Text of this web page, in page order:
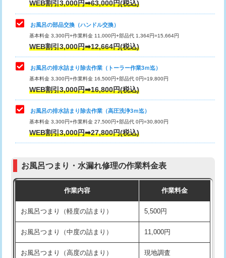
理・調整・分解・加工など（重作業）
トイレタンク脱着
トイレ便器脱着
タンクレストイレ脱着 33,000円
小便器トイレ脱着
その他部品の脱着 8,800円～
交換・取付（タンク）
交換・取付（普通便座） 11,000円+材料費
交換・取付（温水洗浄便座） 16,500円+材料費
交換・取付(単水栓（壁付・デッキ
式）)
13,200円+材料費
交換・取付(混合水栓（壁付・デッキ
式・ワンホール）)
16,500円+材料費
WEB割引3,000円➡63,000円(税込)
お風呂の部品交換（ハンドル交換）
基本料金 3,300円+作業料金 11,000円+部品代 1,364円=15,664円
WEB割引3,000円➡12,664円(税込)
お風呂の排水詰まり除去作業（トーラー作業3ｍ迄）
基本料金 3,300円+作業料金 16,500円+部品代 0円=19,800円
WEB割引3,000円➡16,800円(税込)
お風呂の排水詰まり除去作業（高圧洗浄3ｍ迄）
基本料金 3,300円+作業料金 27,500円+部品代 0円=30,800円
WEB割引3,000円➡27,800円(税込)
お風呂つまり・水漏れ修理の作業料金表
作業内容 作業料金
お風呂つまり（軽度の詰まり） 5,500円
お風呂つまり（中度の詰まり） 11,000円
お風呂つまり（高度の詰まり） 現地調査